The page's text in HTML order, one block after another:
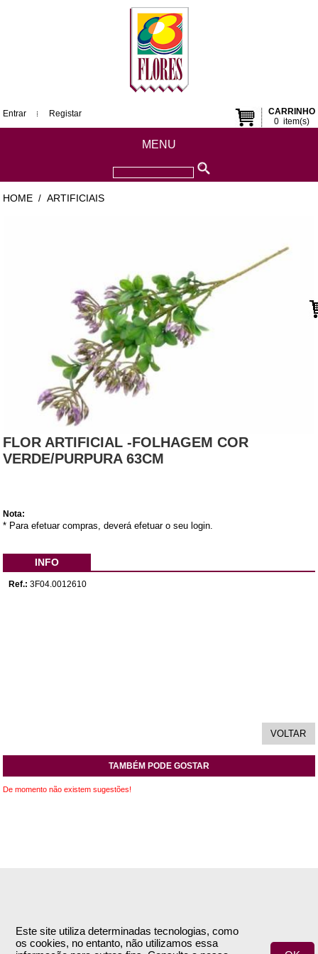
Este site utiliza determinadas tecnologias, como
os cookies, no entanto, não utilizamos essa
CARRINHO
0item(s)
Entrar Registar
MENU
HOME / ARTIFICIAIS
FLOR ARTIFICIAL -FOLHAGEM COR
VERDE/PURPURA 63CM
Nota:
* Para efetuar compras, deverá efetuar o seu login.
INFO
Ref.: 3F04.0012610
TAMBÉM PODE GOSTAR
De momento não existem sugestões!
Empresa
Termos e Condições
Encomendas & Pagamentos
Envio